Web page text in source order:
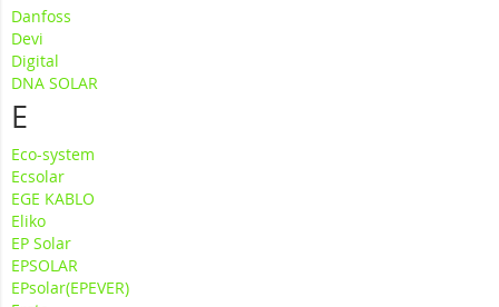
Danfoss
Devi
Digital
DNA SOLAR
E
Eco-system
Ecsolar
EGE KABLO
Eliko
EP Solar
EPSOLAR
EPsolar(EPEVER)